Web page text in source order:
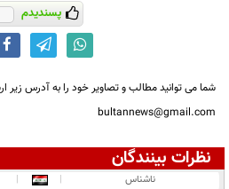
پسندیدم
شما می توانید مطالب و تصاویر خود را به آدرس زیر
bultannews@gmail.com
نظرات بینندگان
ناشناس |
|